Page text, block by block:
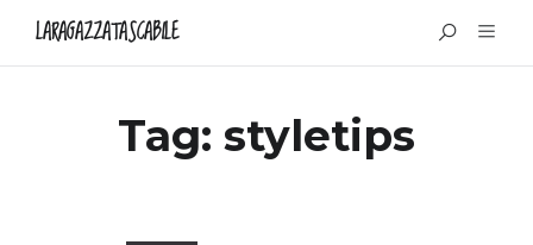
LARAGAZZATASCABILE
Tag: styletips